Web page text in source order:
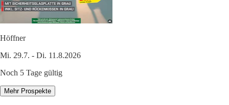
Höffner
Mi. 29.7. - Di. 11.8.2026
Noch 5 Tage gültig
Mehr Prospekte